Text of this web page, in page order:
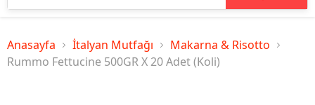
Anasayfa İtalyan Mutfağı
Makarna & Risotto
Rummo Fettucine 500GR X 20 Adet (Koli)